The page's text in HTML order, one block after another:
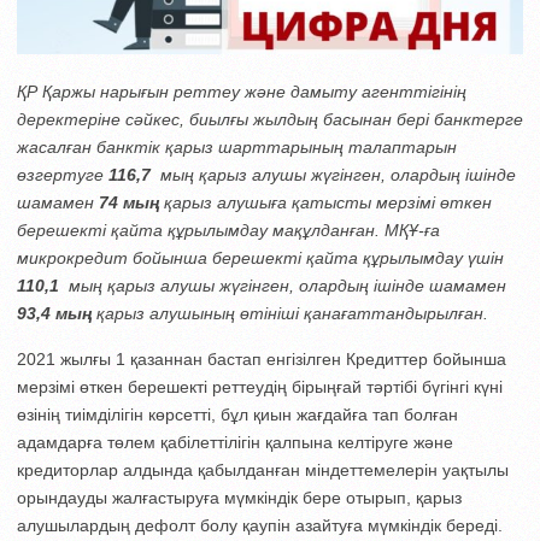
ҚР Қаржы нарығын реттеу және дамыту агенттігінің
деректеріне сәйкес, биылғы жылдың басынан бері банктерге
жасалған банктік қарыз шарттарының талаптарын
өзгертуге 116,7 мың қарыз алушы жүгінген, олардың ішінде
шамамен 74 мыңқарыз алушыға қатысты мерзімі өткен
берешекті қайта құрылымдау мақұлданған. МҚҰ-ға
микрокредит бойынша берешекті қайта құрылымдау үшін
110,1 мың қарыз алушы жүгінген, олардың ішінде шамамен
93,4 мыңқарыз алушының өтініші қанағаттандырылған.
2021 жылғы 1 қазаннан бастап енгізілген Кредиттер бойынша
мерзімі өткен берешекті реттеудің бірыңғай тәртібі бүгінгі күні
өзінің тиімділігін көрсетті, бұл қиын жағдайға тап болған
адамдарға төлем қабілеттілігін қалпына келтіруге және
кредиторлар алдында қабылданған міндеттемелерін уақтылы
орындауды жалғастыруға мүмкіндік бере отырып, қарыз
алушылардың дефолт болу қаупін азайтуға мүмкіндік береді.